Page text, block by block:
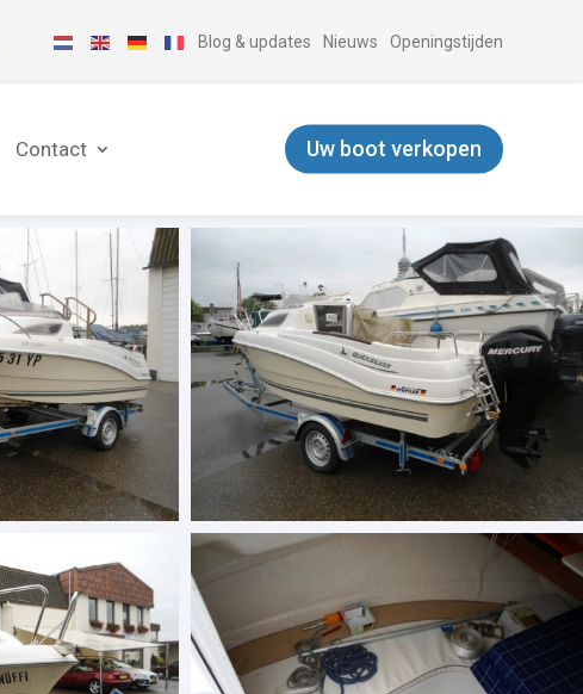
Blog & updates Nieuws Openingstijden
Contact Uw boot verkopen